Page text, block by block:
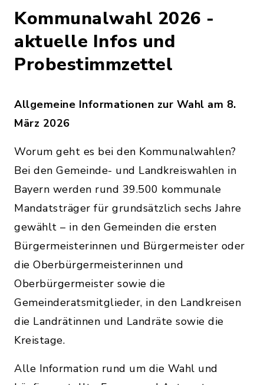
Kommunalwahl 2026 -
aktuelle Infos und
Probestimmzettel
Allgemeine Informationen zur Wahl am 8.
März 2026
Worum geht es bei den Kommunalwahlen?
Bei den Gemeinde- und Landkreiswahlen in
Bayern werden rund 39.500 kommunale
Mandatsträger für grundsätzlich sechs Jahre
gewählt – in den Gemeinden die ersten
Bürgermeisterinnen und Bürgermeister oder
die Oberbürgermeisterinnen und
Oberbürgermeister sowie die
Gemeinderatsmitglieder, in den Landkreisen
die Landrätinnen und Landräte sowie die
Kreistage.
Alle Information rund um die Wahl und